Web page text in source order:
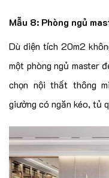
Mẫu 8: Phòng ngủ
Dù diện tích 20m2
một phòng ngủ master
chọn nội thất thông
giường có ngăn kéo, tủ